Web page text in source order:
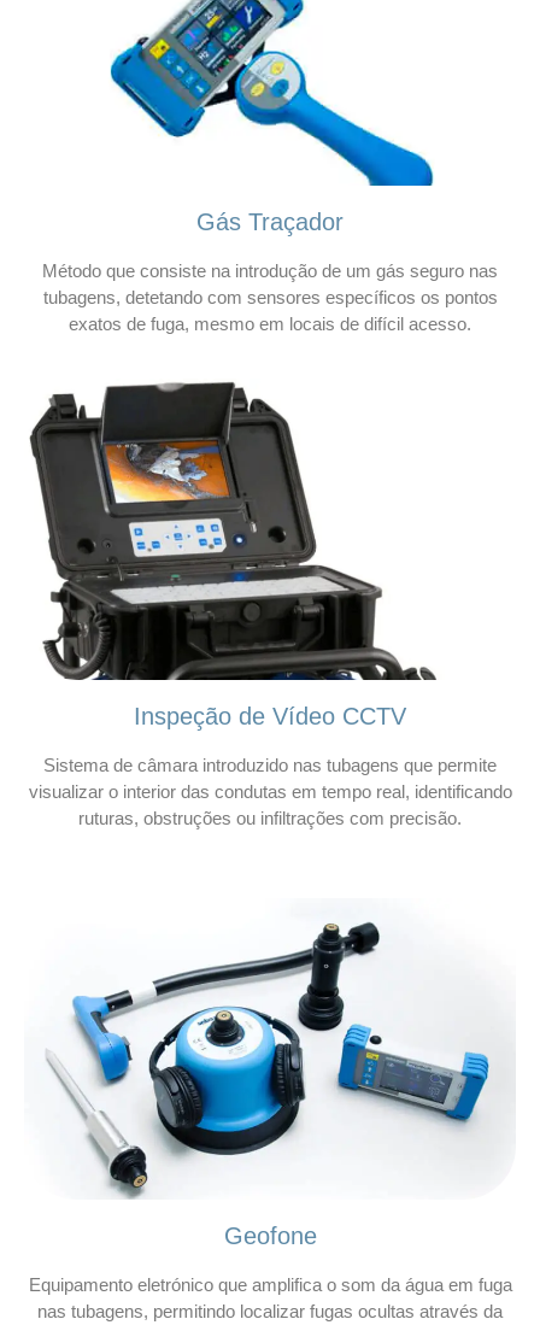
Gás Traçador
Método que consiste na introdução de um gás seguro nas
tubagens, detetando com sensores específicos os pontos
exatos de fuga, mesmo em locais de difícil acesso.
Inspeção de Vídeo CCTV
Sistema de câmara introduzido nas tubagens que permite
visualizar o interior das condutas em tempo real, identificando
ruturas, obstruções ou infiltrações com precisão.
Geofone
Equipamento eletrónico que amplifica o som da água em fuga
nas tubagens, permitindo localizar fugas ocultas através da